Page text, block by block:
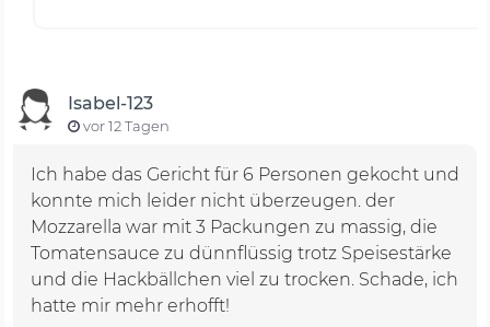
Isabel-123
vor 12 Tagen
Ich habe das Gericht für 6 Personen gekocht und
konnte mich leider nicht überzeugen. der
Mozzarella war mit 3 Packungen zu massig, die
Tomatensauce zu dünnflüssig trotz Speisestärke
und die Hackbällchen viel zu trocken. Schade, ich
hatte mir mehr erhofft!